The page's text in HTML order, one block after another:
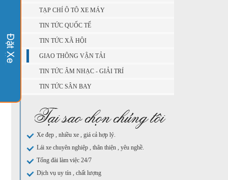
TẠP CHÍ Ô TÔ XE MÁY
TIN TỨC QUỐC TẾ
TIN TỨC XÃ HỘI
GIAO THÔNG VẬN TẢI
TIN TỨC ÂM NHẠC - GIẢI TRÍ
TIN TỨC SÂN BAY
Xe đẹp , nhiều xe , giá cả hợp lý.
Lái xe chuyên nghiệp , thân thiện , yêu nghề.
Tổng đài làm việc 24/7
Dịch vụ uy tín , chất lượng